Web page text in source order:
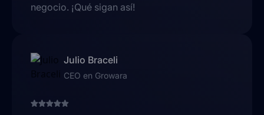
negocio. ¡Qué sigan así!
Julio Braceli
CEO en Growara